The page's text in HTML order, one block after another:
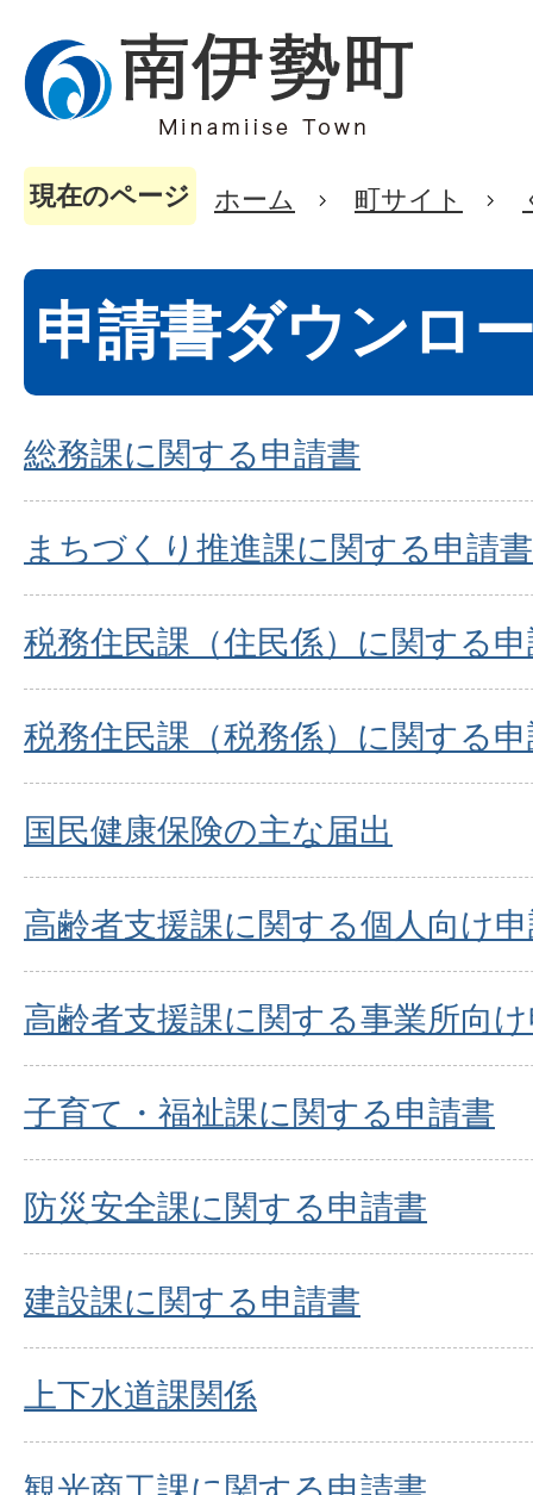
現在のページ ホーム 町サイト
申請書ダウンロ
総務課に関する申請書
まちづくり推進課に関する申請書
税務住民課（住民係）に関する
税務住民課（税務係）に関する
国民健康保険の主な届出
高齢者支援課に関する個人向け
高齢者支援課に関する事業所向
子育て・福祉課に関する申請書
防災安全課に関する申請書
建設課に関する申請書
上下水道課関係